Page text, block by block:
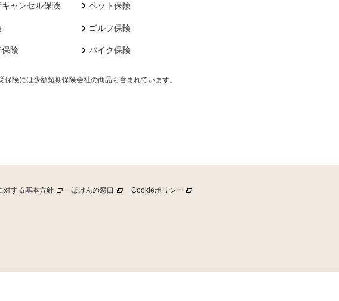
ャンセル保険 ペット保険
ゴルフ保険
保険 バイク保険
保険には少額短期保険会社の商品も含まれています。
対する基本方針 ほけんの窓口 Cookieポリシー